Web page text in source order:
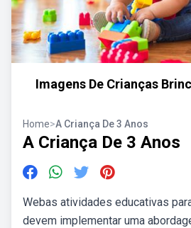
Imagens De Crianças
Home>A Criança De 3 Anos
A Criança De 3 Anos
Webas atividades educativas
devem implementar uma